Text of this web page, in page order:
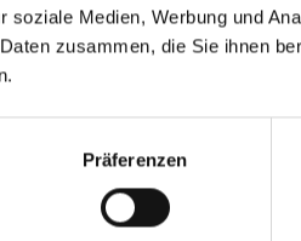
soziale Medien, Werbung und
zusammen, die Sie ihnen
Präferenzen